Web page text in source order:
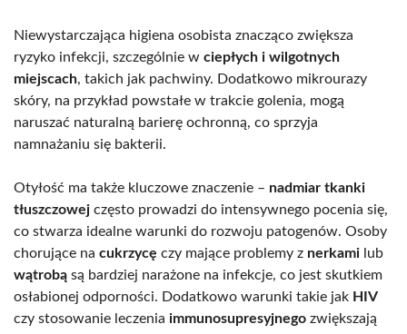
Niewystarczająca higiena osobista znacząco zwiększa
ryzyko infekcji, szczególnie w ciepłych i wilgotnych
miejscach, takich jak pachwiny. Dodatkowo mikrourazy
skóry, na przykład powstałe w trakcie golenia, mogą
naruszać naturalną barierę ochronną, co sprzyja
namnażaniu się bakterii.
Otyłość ma także kluczowe znaczenie – nadmiar tkanki
tłuszczowej często prowadzi do intensywnego pocenia się,
co stwarza idealne warunki do rozwoju patogenów. Osoby
chorujące na cukrzycę czy mające problemy z nerkami lub
wątrobą są bardziej narażone na infekcje, co jest skutkiem
osłabionej odporności. Dodatkowo warunki takie jak HIV
czy stosowanie leczenia immunosupresyjnego zwiększają